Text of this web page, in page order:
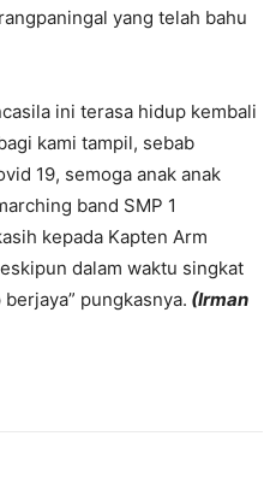
yang telah bahu
ini terasa hidup kembali
kami tampil, sebab
19, semoga anak anak
band SMP 1
kepada Kapten Arm
dalam waktu singkat
pungkasnya. (Irman